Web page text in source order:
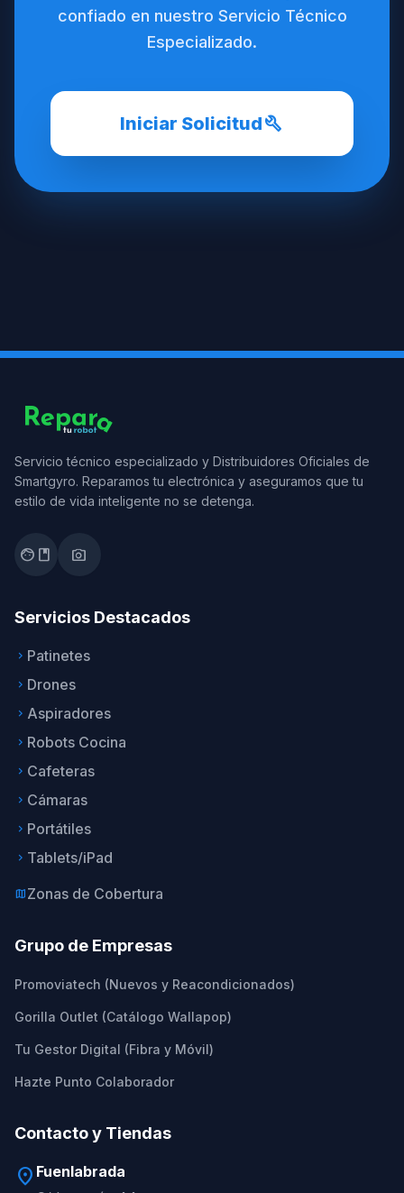
confiado en nuestro Servicio Técnico
Especializado.
Iniciar Solicitudbuild
Servicio técnico especializado y Distribuidores Oficiales de
Smartgyro. Reparamos tu electrónica y aseguramos que tu
estilo de vida inteligente no se detenga.
facebook photo_camera
Servicios Destacados
keyboard_arrow_right Patinetes
keyboard_arrow_right Drones
keyboard_arrow_right Aspiradores
keyboard_arrow_right Robots Cocina
keyboard_arrow_right Cafeteras
keyboard_arrow_right Cámaras
keyboard_arrow_right Portátiles
keyboard_arrow_right Tablets/iPad
mapZonas de Cobertura
Grupo de Empresas
Promoviatech (Nuevos y Reacondicionados)
Gorilla Outlet (Catálogo Wallapop)
Tu Gestor Digital (Fibra y Móvil)
Hazte Punto Colaborador
Contacto y Tiendas
location_on Fuenlabrada